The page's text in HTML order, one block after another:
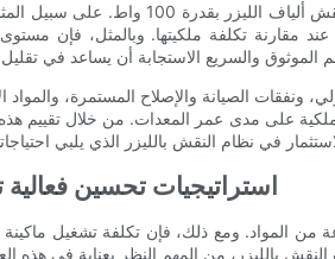
بالإضافة إلى هذه التكاليف المباشرة، هناك عوامل أخرى يمكن
مقارنة تكلفة ملكيتها. وبالمثل، فإن
بما في ذلك سعر الشراء الأولي، ونفقات الصيانة والإصلاح
على مدى عمر المعدات. من خلال تقييم هذه
استراتيجيات تحسين فعالية